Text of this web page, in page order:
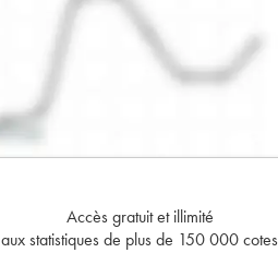
Accès gratuit et illimité
aux statistiques de plus de 150 000 cotes